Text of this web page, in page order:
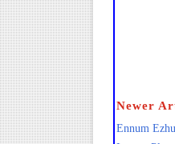
Newer
Ennum